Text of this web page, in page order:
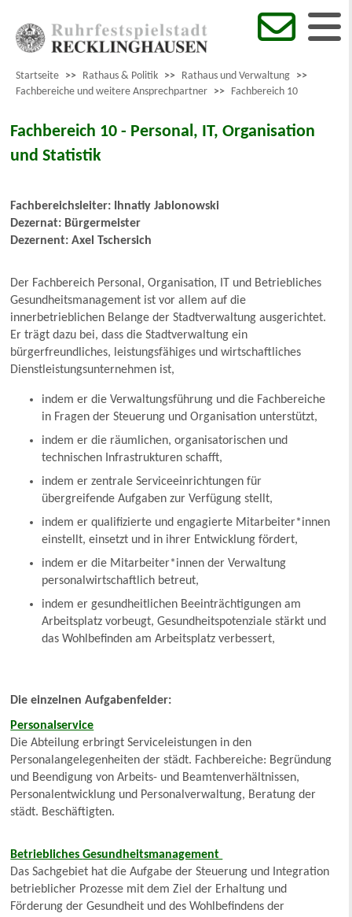
Startseite >> Rathaus & Politik >> Rathaus und Verwaltung >>
Fachbereiche und weitere Ansprechpartner >> Fachbereich 10
Fachbereich 10 - Personal, IT, Organisation
und Statistik
Fachbereichsleiter: Ihnatiy Jablonowski
Dezernat: Bürgermeister
Dezernent: Axel Tschersich
Der Fachbereich Personal, Organisation, IT und Betriebliches
Gesundheitsmanagement ist vor allem auf die
innerbetrieblichen Belange der Stadtverwaltung ausgerichtet.
Er trägt dazu bei, dass die Stadtverwaltung ein
bürgerfreundliches, leistungsfähiges und wirtschaftliches
Dienstleistungsunternehmen ist,
indem er die Verwaltungsführung und die Fachbereiche
in Fragen der Steuerung und Organisation unterstützt,
indem er die räumlichen, organisatorischen und
technischen Infrastrukturen schafft,
indem er zentrale Serviceeinrichtungen für
übergreifende Aufgaben zur Verfügung stellt,
indem er qualifizierte und engagierte Mitarbeiter*innen
einstellt, einsetzt und in ihrer Entwicklung fördert,
indem er die Mitarbeiter*innen der Verwaltung
personalwirtschaftlich betreut,
indem er gesundheitlichen Beeinträchtigungen am
Arbeitsplatz vorbeugt, Gesundheitspotenziale stärkt und
das Wohlbefinden am Arbeitsplatz verbessert,
Die einzelnen Aufgabenfelder:
Personalservice
Die Abteilung erbringt Serviceleistungen in den
Personalangelegenheiten der städt. Fachbereiche: Begründung
und Beendigung von Arbeits- und Beamtenverhältnissen,
Personalentwicklung und Personalverwaltung, Beratung der
städt. Beschäftigten.
BetrieblichesGesundheitsmanagement
Das Sachgebiet hat die Aufgabe der Steuerung und Integration
betrieblicher Prozesse mit dem Ziel der Erhaltung und
Förderung der Gesundheit und des Wohlbefindens der